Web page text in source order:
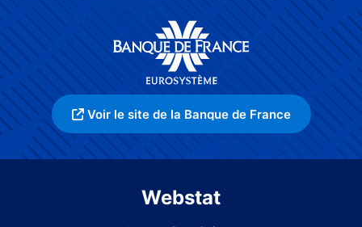
Voir le site de la Banque de France
Webstat